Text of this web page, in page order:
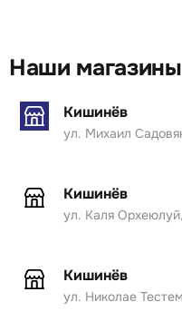
Наши магазины
Кишинёв
ул. Михаил
Кишинёв
ул. Каля
Кишинёв
ул. Николае